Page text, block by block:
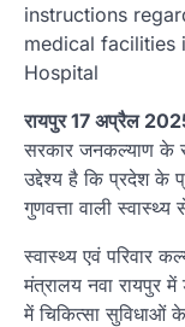
instructions
medical facilities
Hospital
रायपुर 17 अप्रैल
सरकार जनकल्याण के
उद्देश्य है कि प्रदेश के
गुणवत्ता वाली
स्वास्थ्य एवं परिवार
मंत्रालय नवा रायपुर
में चिकित्सा सुविधाओं